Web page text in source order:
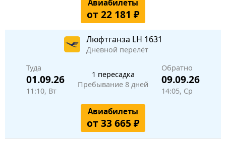
Авиабилеты
от 22 181 ₽
Люфтганза LH 1631
Дневной перелёт
Туда
01.09.26
11:10, Вт
1 пересадка
Пребывание 8 дней
Обратно
09.09.26
14:05, Ср
Авиабилеты
от 33 665 ₽